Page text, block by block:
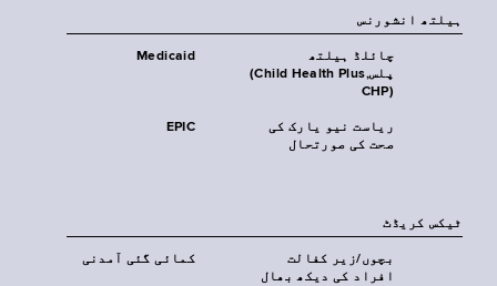
‏ہیلتھ انشورنس
Medicaid
چائلڈ ہیلتھ
پلس‎(Child Health Plus,
CHP)‎
EPIC
ریاست نیو یارک کی
صحت کی صورتحال
ٹیکس کریڈٹ
کمائی گئی آمدنی
بچوں/زیر کفالت
افراد کی دیکھ بھال